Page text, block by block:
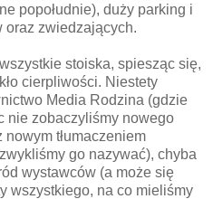
popołudnie), duży parking i
oraz zwiedzających.
stoiska, spiesząc się,
cierpliwości. Niestety
Media Rodzina (gdzie
nie zobaczyliśmy nowego
tłumaczeniem
go nazywać), chyba
wystawców (a może się
wszystkiego, na co mieliśmy